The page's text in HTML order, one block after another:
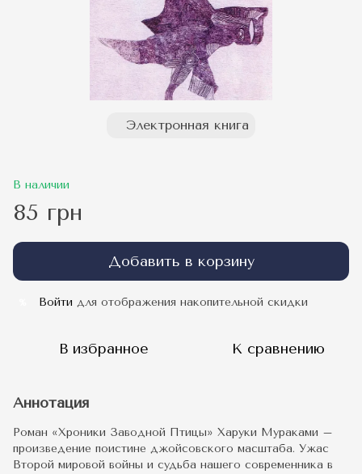
Электронная книга
В наличии
85 грн
Добавить в корзину
Войти для отображения накопительной скидки
В избранное К сравнению
Аннотация
Роман «Хроники Заводной Птицы» Харуки Мураками –
произведение поистине джойсовского масштаба. Ужас
Второй мировой войны и судьба нашего современника в